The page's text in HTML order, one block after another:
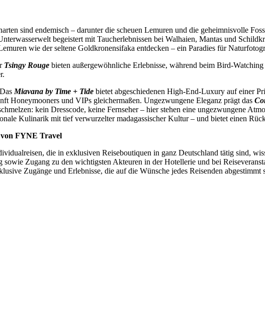
sind endemisch – darunter die scheuen Lemuren und die geheimnisvolle
begeistert mit Taucherlebnissen bei Walhaien, Mantas und
wie der seltene Goldkronensifaka entdecken – ein Paradies für
Tsingy Rouge bieten außergewöhnliche Erlebnisse, während beim Bird-
Miavana by Time + Tide bietet abgeschiedenen High-End-Luxury auf einer
Honeymooners und VIPs gleichermaßen. Ungezwungene Eleganz prägt das
kein Dresscode, keine Fernseher – hier stehen eine ungezwungene
Kulinarik mit tief verwurzelter madagassischer Kultur – und bietet einen
von FYNE Travel
die in exklusiven Reiseboutiquen in ganz Deutschland tätig sind,
Zugang zu den wichtigsten Akteuren in der Hotellerie und bei
Zugänge und Erlebnisse, die auf die Wünsche jedes Reisenden